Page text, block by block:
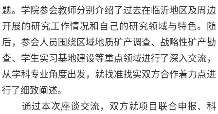
题。学院参会教师分别介绍了过去在临沂地区及周边
开展的研究工作情况和自己的研究领域与特色。随
后，参会人员围绕区域地质矿产调查、战略性矿产勘
查、学生实习基地建设等重点领域进行了深入交流，
从学科专业角度出发，就找准找实双方合作着力点进
行了细致阐述。
通过本次座谈交流，双方就项目联合申报、科